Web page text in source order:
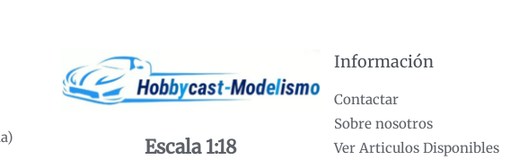
Escala 1:18
Información
Contactar
Sobre nosotros
Ver Articulos Disponibles